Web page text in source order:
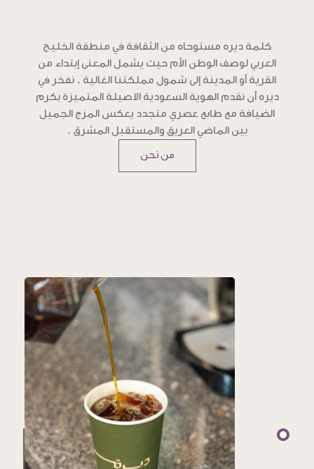
كلمة ديره مستوحاه من الثقافة في منطقة الخليج
العربي لوصف الوطن الأم حيث يشمل المعنى إبتداء من
القرية أو المدينة إلى شمول مملكتنا الغالية . نفخر في
ديره أن نقدم الهوية السعودية الاصيلة المتميزة بكرم
الضيافة مع طابع عصري متجدد يعكس المزج الجميل
بين الماضي العريق والمستقبل المشرق .
من نحن